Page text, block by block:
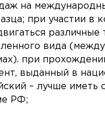
на
при участии в
различные
вида
при
выданный в
– лучше иметь
РФ;